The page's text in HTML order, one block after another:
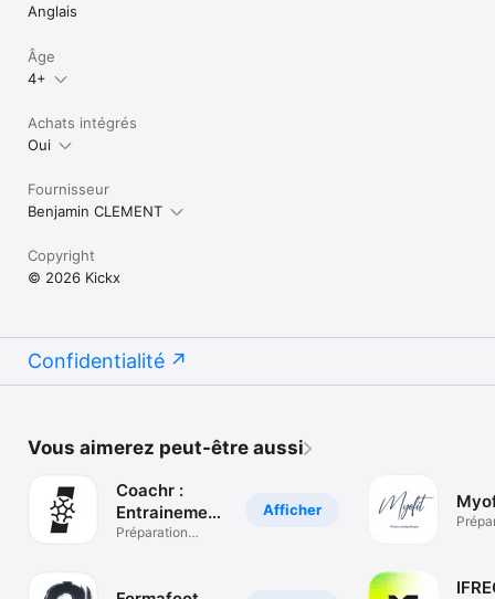
Anglais
Âge
4+
Achats intégrés
Oui
Fournisseur
Benjamin CLEMENT
Copyright
© 2026 Kickx
Confidentialité
Vous aimerez peut-être aussi
Afficher
Coachr :
Entrainement
Football
Préparation